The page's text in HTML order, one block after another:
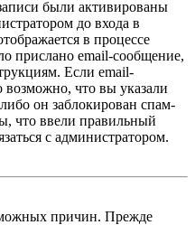
были активированы
до входа в
в процессе
прислано email-сообщение,
Если email-
что вы указали
он заблокирован спам-
что ввели правильный
с администратором.
причин. Прежде